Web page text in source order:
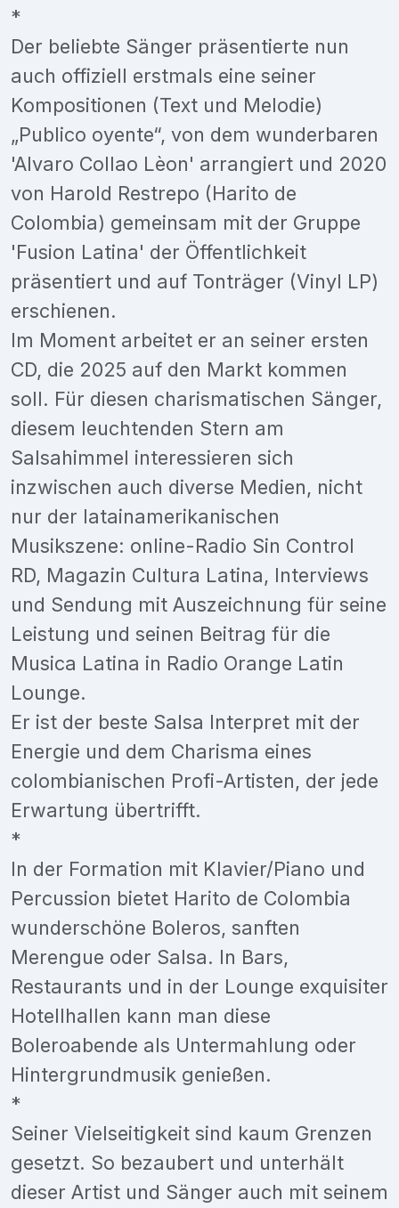
*
Der beliebte Sänger präsentierte nun
auch offiziell erstmals eine seiner
Kompositionen (Text und Melodie)
„Publico oyente“, von dem wunderbaren
'Alvaro Collao Lèon' arrangiert und 2020
von Harold Restrepo (Harito de
Colombia) gemeinsam mit der Gruppe
'Fusion Latina' der Öffentlichkeit
präsentiert und auf Tonträger (Vinyl LP)
erschienen.
Im Moment arbeitet er an seiner ersten
CD, die 2025 auf den Markt kommen
soll. Für diesen charismatischen Sänger,
diesem leuchtenden Stern am
Salsahimmel interessieren sich
inzwischen auch diverse Medien, nicht
nur der latainamerikanischen
Musikszene: online-Radio Sin Control
RD, Magazin Cultura Latina, Interviews
und Sendung mit Auszeichnung für seine
Leistung und seinen Beitrag für die
Musica Latina in Radio Orange Latin
Lounge.
Er ist der beste Salsa Interpret mit der
Energie und dem Charisma eines
colombianischen Profi-Artisten, der jede
Erwartung übertrifft.
*
In der Formation mit Klavier/Piano und
Percussion bietet Harito de Colombia
wunderschöne Boleros, sanften
Merengue oder Salsa. In Bars,
Restaurants und in der Lounge exquisiter
Hotellhallen kann man diese
Boleroabende als Untermahlung oder
Hintergrundmusik genießen.
*
Seiner Vielseitigkeit sind kaum Grenzen
gesetzt. So bezaubert und unterhält
dieser Artist und Sänger auch mit seinem